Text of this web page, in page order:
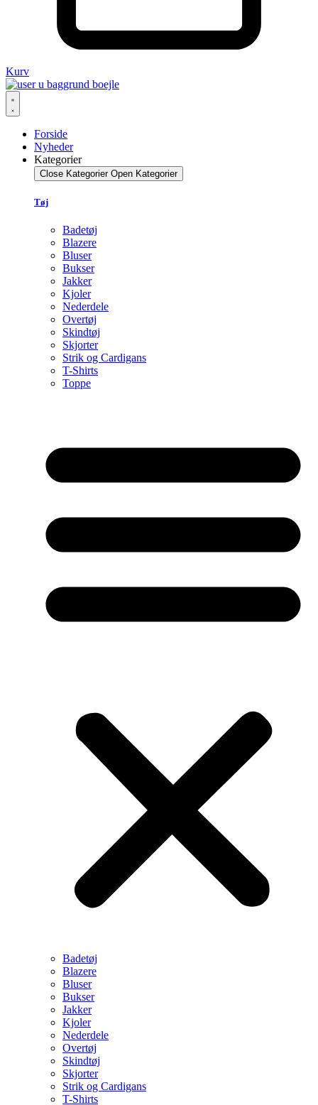
Kurv
Forside
Nyheder
Kategorier
Close Kategorier Open Kategorier
Tøj
Badetøj
Blazere
Bluser
Bukser
Jakker
Kjoler
Nederdele
Overtøj
Skindtøj
Skjorter
Strik og Cardigans
T-Shirts
Toppe
Badetøj
Blazere
Bluser
Bukser
Jakker
Kjoler
Nederdele
Overtøj
Skindtøj
Skjorter
Strik og Cardigans
T-Shirts